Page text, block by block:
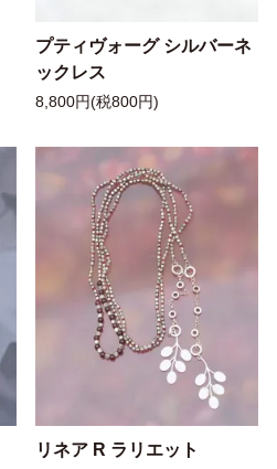
プティヴォーグ シルバーネ
ックレス
8,800円(税800円)
リネア R ラリエット